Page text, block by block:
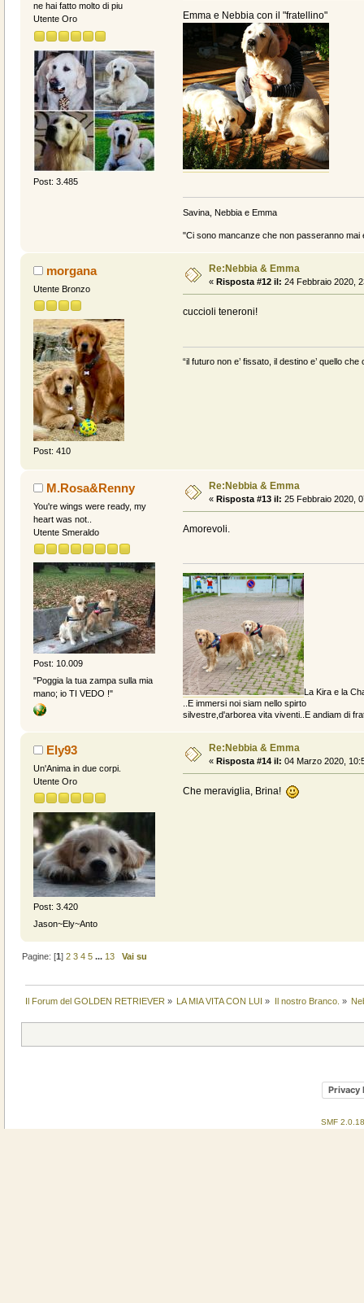
ne hai fatto molto di piu
Utente Oro
Post: 3.485
Emma e Nebbia con il "fratellino"
Savina, Nebbia e Emma
"Ci sono mancanze che non passeranno
morgana
Utente Bronzo
Post: 410
Re:Nebbia & Emma
« Risposta #12 il: 24 Febbraio 2020,
cuccioli teneroni!
“il futuro non e’ fissato, il destino e’ quello
M.Rosa&Renny
You're wings were ready, my
heart was not..
Utente Smeraldo
Post: 10.009
"Poggia la tua zampa sulla mia
mano; io TI VEDO !"
Re:Nebbia & Emma
« Risposta #13 il: 25 Febbraio 2020,
Amorevoli.
La Kira e la
..E immersi noi siam nello spirto
silvestre,d'arborea vita viventi..E andiam di
Ely93
Un'Anima in due corpi.
Utente Oro
Post: 3.420
Jason~Ely~Anto
Re:Nebbia & Emma
« Risposta #14 il: 04 Marzo 2020,
Che meraviglia, Brina!
Pagine: [1]2 3 4 5 ... 13 Vai su
Il Forum del GOLDEN RETRIEVER » LA MIA VITA CON LUI » Il nostro Branco. »
Privacy
SMF 2.0.18